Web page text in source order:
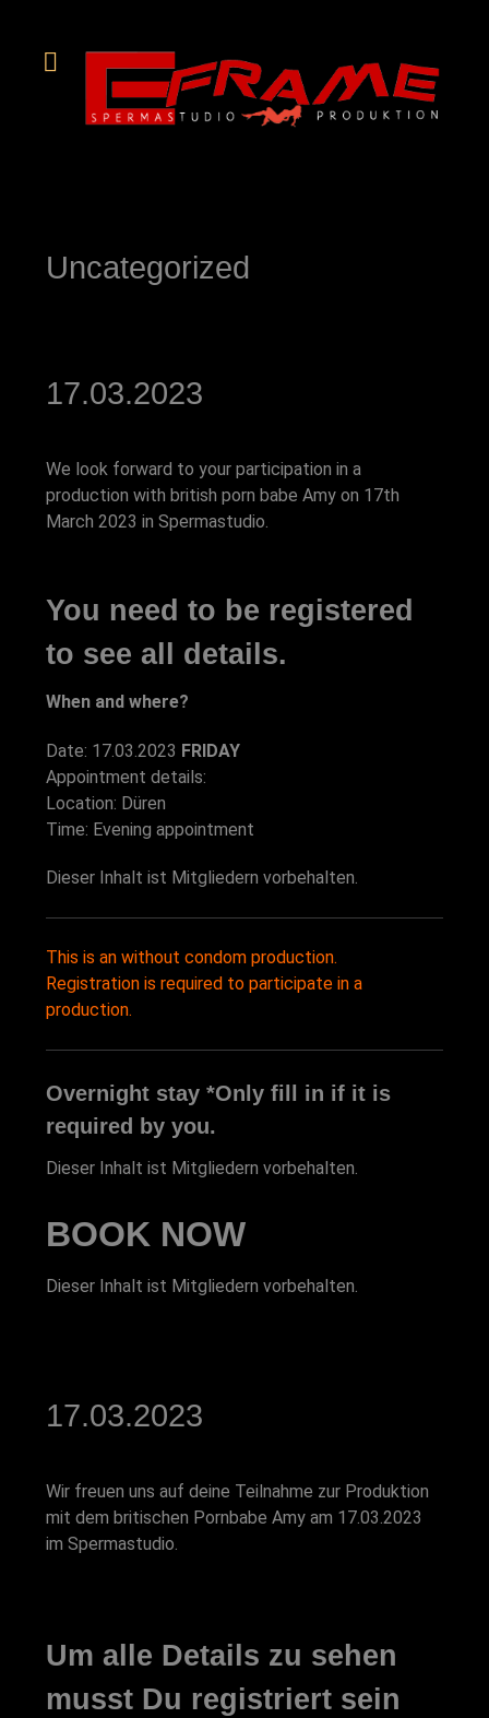
Uncategorized
17.03.2023
We look forward to your participation in a
production with british porn babe Amy on 17th
March 2023 in Spermastudio.
You need to be registered
to see all details.
When and where?
Date: 17.03.2023 FRIDAY
Appointment details:
Location: Düren
Time: Evening appointment
Dieser Inhalt ist Mitgliedern vorbehalten.
This is an without condom production.
Registration is required to participate in a
production.
Overnight stay *Only fill in if it is
required by you.
Dieser Inhalt ist Mitgliedern vorbehalten.
BOOK NOW
Dieser Inhalt ist Mitgliedern vorbehalten.
17.03.2023
Wir freuen uns auf deine Teilnahme zur Produktion
mit dem britischen Pornbabe Amy am 17.03.2023
im Spermastudio.
Um alle Details zu sehen
musst Du registriert sein